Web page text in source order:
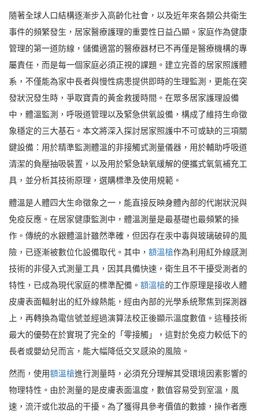
隨著全球人口結構逐漸步入高齡化社會，以及近年來各類公共衛生
事件的頻繁發生，居家醫療護理的重要性日益凸顯。家庭作為健康
管理的第一道防線，儲備適當的醫療器材已不再僅是醫療機構的專
屬責任，而是每一個家庭必須正視的課題。建立完善的居家照護體
系，不僅能為家中長者與慢性病患提供即時的生理監測，更能在突
發狀況發生時，爭取寶貴的黃金救援時間。在眾多居家護理設備
中，體溫監測，呼吸道管理以及緊急供氧設備，構成了維持生命徵
象穩定的三大基石。本文將深入探討居家照護中不可或缺的三項關
鍵設備：用於精準監測體溫的非接觸式測量儀器，用於輔助呼吸道
清潔的負壓抽吸裝置，以及用於緊急缺氧緩解的便攜式氧氣補充工
具，並分析其技術原理，選購標準及使用規範。
體溫是人體四大生命徵象之一，能直接反映身體內部的代謝狀況與
免疫反應。在居家健康監測中，體溫測量是最基礎也最頻繁的操
作。傳統的水銀體溫計雖然準確，但因存在汞中毒與玻璃破碎的風
險，已逐漸被數位化設備取代。其中， 額溫槍作為利用紅外線感測
技術的非侵入式測量工具，因其具備快速，衛生且不干擾受測者的
特性，已成為現代家庭的標準配備。 額溫槍的工作原理是接收人體
皮膚表面輻射出的紅外線熱能，經由內部的光學系統聚焦到探測器
上，再轉換為電信號並經過演算法校正後顯示溫度數值。這種技術
最大的優勢在於實現了完全的「零接觸」，這對於免疫力較低下的
長者或嬰幼兒而言，能大幅降低交叉感染的風險。
然而，使用額溫槍進行測量時，必須充分理解其受環境因素影響的
物理特性。由於測量的是皮膚表面溫度，數值容易受到室溫，風
速，流汗或化妝品的干擾。為了獲得具參考價值的數據，操作者應